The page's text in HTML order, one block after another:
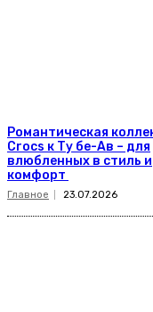
Романтическая
Crocs к Ту бе-Ав – для
влюбленных в стиль и
комфорт
Главное 23.07.2026